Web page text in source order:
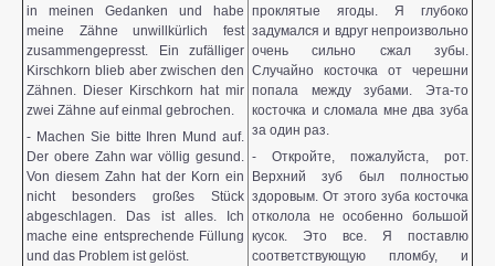
in meinen Gedanken und habe
meine Zähne unwillkürlich fest
zusammengepresst. Ein zufälliger
Kirschkorn blieb aber zwischen den
Zähnen. Dieser Kirschkorn hat mir
zwei Zähne auf einmal gebrochen.
- Machen Sie bitte Ihren Mund auf.
Der obere Zahn war völlig gesund.
Von diesem Zahn hat der Korn ein
nicht besonders großes Stück
abgeschlagen. Das ist alles. Ich
mache eine entsprechende Füllung
und das Problem ist gelöst.
проклятые ягоды. Я глубоко
задумался и вдруг непроизвольно
очень сильно сжал зубы.
Случайно косточка от черешни
попала между зубами. Эта-то
косточка и сломала мне два зуба
за один раз.
- Откройте, пожалуйста, рот.
Верхний зуб был полностью
здоровым. От этого зуба косточка
отколола не особенно большой
кусок. Это все. Я поставлю
соответствующую пломбу, и